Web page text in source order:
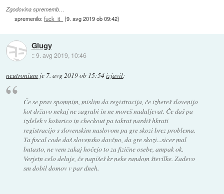
Zgodovina sprememb…
spremenilo:fuck_it_ (9. avg 2019 ob 09:42)
Glugy
::9. avg 2019, 10:46
neutronium je 7. avg 2019 ob 15:54izjavil:
Če se prav spomnim, mislim da registracija, če izbereš slovenijo
kot državo nekaj ne zagrabi in ne moreš nadaljevat. Če daš pa
izdelek v košarico in checkout pa takrat nardiš hkrati
registracijo s slovenskim naslovom pa gre skozi brez problema.
Ta fiscal code daš slovensko davčno, da gre skozi...sicer mal
butasto, ne vem zakaj hočejo to za fizične osebe, ampak ok.
Verjetn celo deluje, če napišeš kr neke random številke. Zadevo
sm dobil domov v par dneh.